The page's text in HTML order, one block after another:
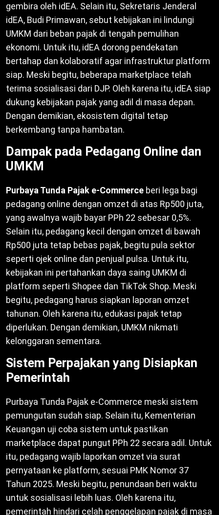
gembira oleh idEA. Selain itu, Sekretaris Jenderal
idEA, Budi Primawan, sebut kebijakan ini lindungi
UMKM dari beban pajak di tengah pemulihan
ekonomi. Untuk itu, idEA dorong pendekatan
bertahap dan kolaboratif agar infrastruktur platform
siap. Meski begitu, beberapa marketplace telah
terima sosialisasi dari DJP. Oleh karena itu, idEA siap
dukung kebijakan pajak yang adil di masa depan.
Dengan demikian, ekosistem digital tetap
berkembang tanpa hambatan.
Dampak pada Pedagang Online dan
UMKM
Purbaya Tunda Pajak e-Commerce beri lega bagi
pedagang online dengan omzet di atas Rp500 juta,
yang awalnya wajib bayar PPh 22 sebesar 0,5%.
Selain itu, pedagang kecil dengan omzet di bawah
Rp500 juta tetap bebas pajak, begitu pula sektor
seperti ojek online dan penjual pulsa. Untuk itu,
kebijakan ini pertahankan daya saing UMKM di
platform seperti Shopee dan TikTok Shop. Meski
begitu, pedagang harus siapkan laporan omzet
tahunan. Oleh karena itu, edukasi pajak tetap
diperlukan. Dengan demikian, UMKM nikmati
kelonggaran sementara.
Sistem Perpajakan yang Disiapkan
Pemerintah
Purbaya Tunda Pajak e-Commerce meski sistem
pemungutan sudah siap. Selain itu, Kementerian
Keuangan uji coba sistem untuk pastikan
marketplace dapat pungut PPh 22 secara adil. Untuk
itu, pedagang wajib laporkan omzet via surat
pernyataan ke platform, sesuai PMK Nomor 37
Tahun 2025. Meski begitu, penundaan beri waktu
untuk sosialisasi lebih luas. Oleh karena itu,
pemerintah hindari celah penggelapan pajak di masa